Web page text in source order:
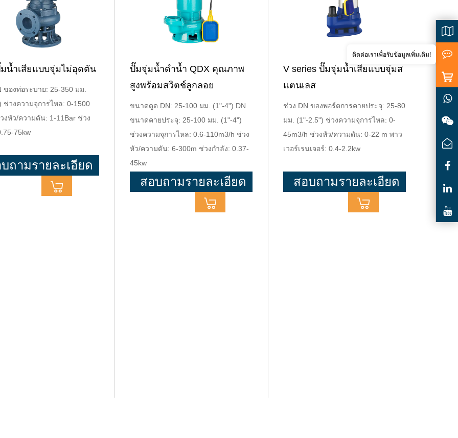
น้ำเสียแบบจุ่มไม่อุดตัน
ของท่อระบาย: 25-350 มม.
ช่วงความจุการไหล: 0-1500
งหัว/ความดัน: 1-11Bar ช่วง
75kw
ถามรายละเอียด
ปั๊มจุ่มน้ำดำน้ำ QDX คุณภาพ
สูงพร้อมสวิตช์ลูกลอย
ขนาดดูด DN: 25-100 มม. (1"-4") DN
ขนาดคายประจุ: 25-100 มม. (1"-4")
ช่วงความจุการไหล: 0.6-110m3/h ช่วง
หัว/ความดัน: 6-300m ช่วงกำลัง: 0.37-
45kw
สอบถามรายละเอียด
V series ปั๊มจุ่มน้ำเสียแบบจุ่มส
แตนเลส
ช่วง DN ของพอร์ตการคายประจุ: 25-80
มม. (1"-2.5") ช่วงความจุการไหล: 0-
45m3/h ช่วงหัว/ความดัน: 0-22 m พาว
เวอร์เรนเจอร์: 0.4-2.2kw
สอบถามรายละเอียด
ติดต่อเราเพื่อรับข้อมูลเพิ่มเติม!